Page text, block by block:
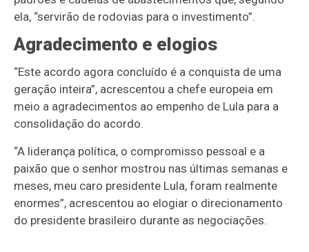
ela, “servirão de rodovias para o investimento”.
Agradecimento e elogios
“Este acordo agora concluído é a conquista de uma
geração inteira”, acrescentou a chefe europeia em
meio a agradecimentos ao empenho de Lula para a
consolidação do acordo.
“A liderança política, o compromisso pessoal e a
paixão que o senhor mostrou nas últimas semanas e
meses, meu caro presidente Lula, foram realmente
enormes”, acrescentou ao elogiar o direcionamento
do presidente brasileiro durante as negociações.